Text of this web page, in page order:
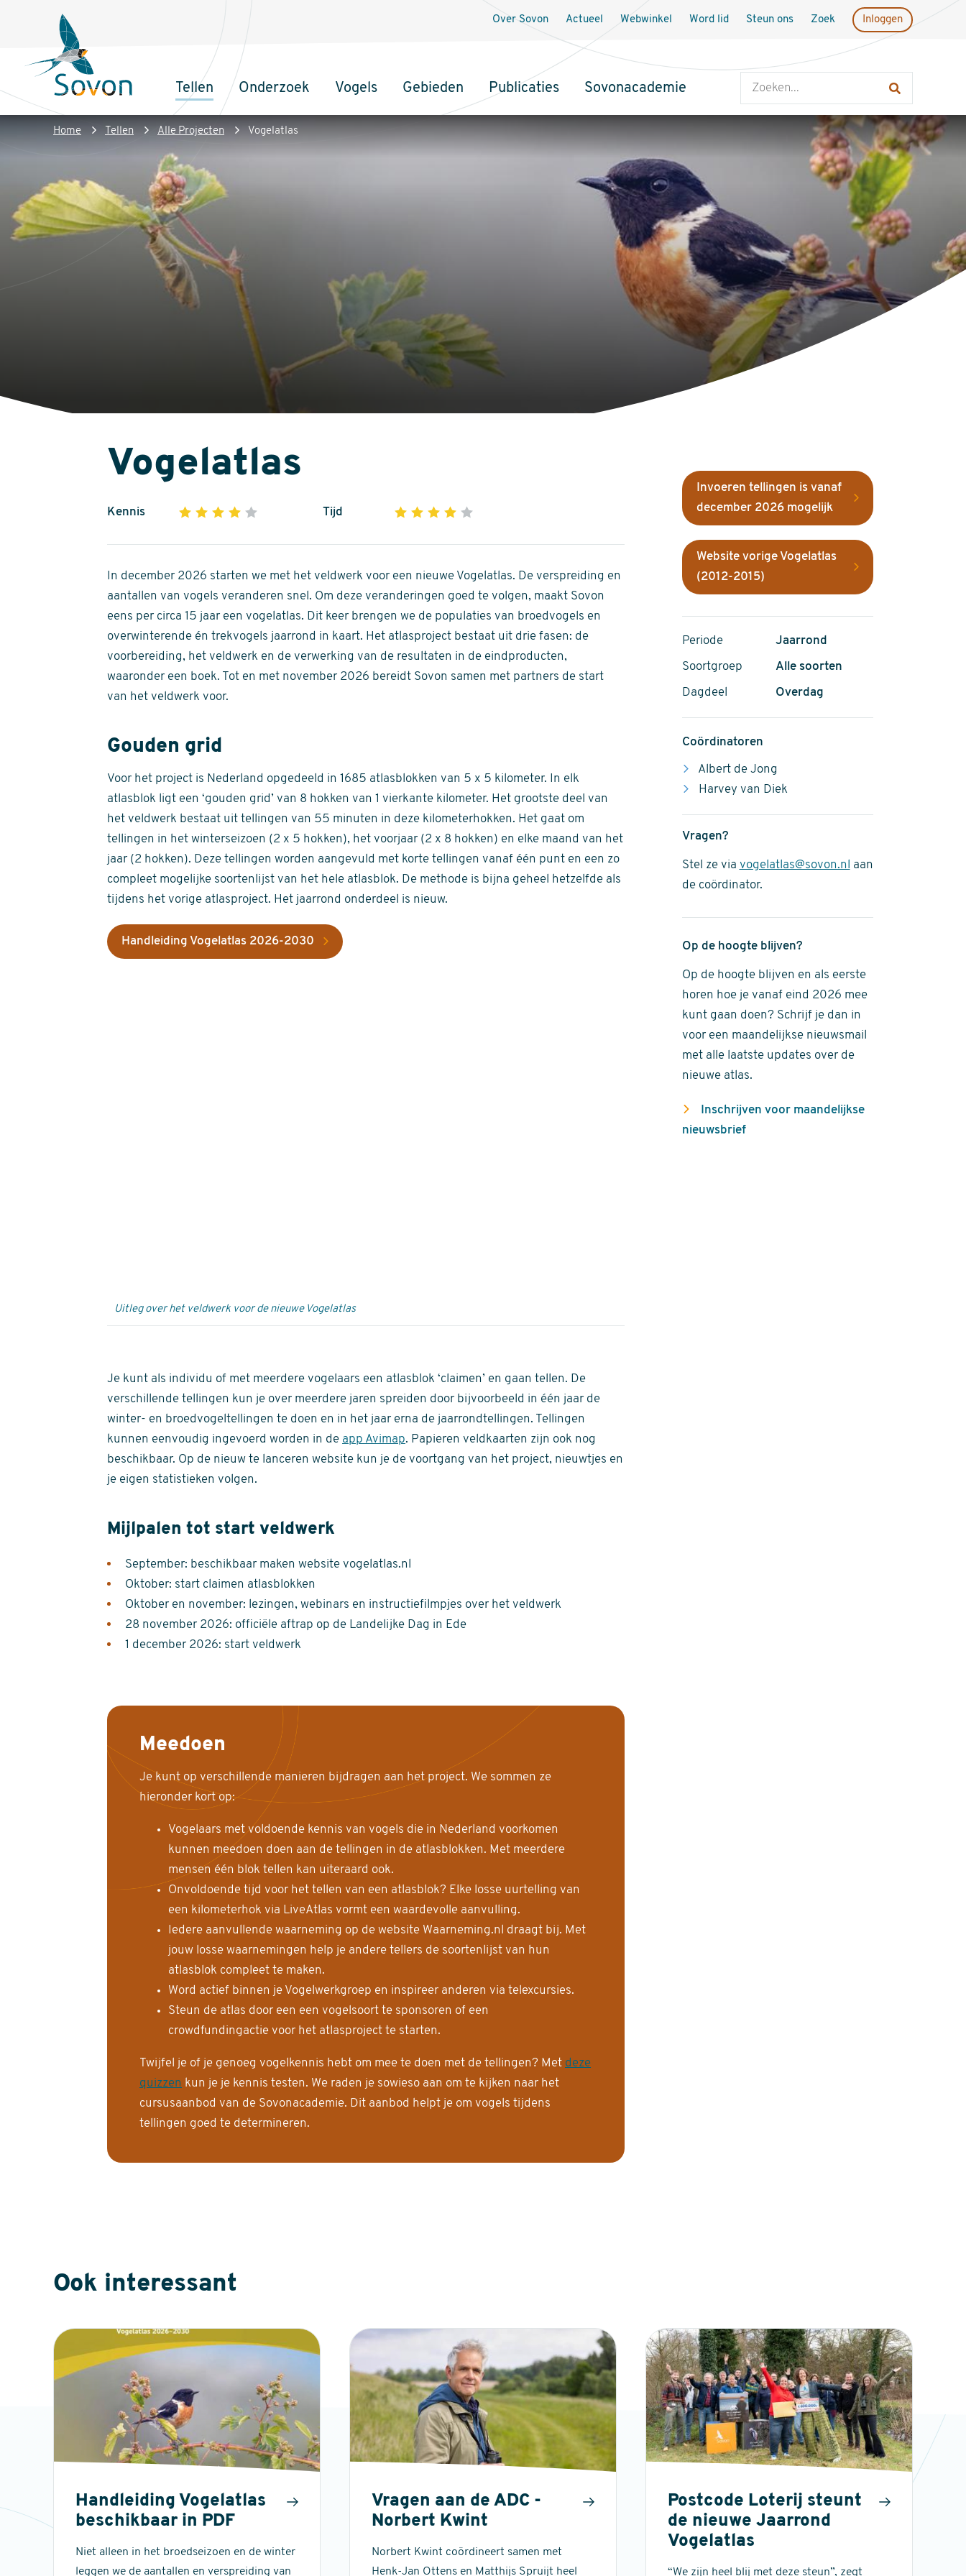
inhoud
Sovon
Homepage
Hoofdnavigatie
Tellen Onderzoek Vogels Gebieden Publicaties Sovonacademie
Over Sovon Actueel Webwinkel Word lid Steun ons Zoek Inloggen
Kruimelpad
Home Tellen Alle Projecten Vogelatlas
Vogelatlas
Kennis 1 2 3 4
of
5
stars
Tijd 1 2 3 4
of
5
stars
In december 2026 starten we met het veldwerk voor een nieuwe Vogelatlas. De verspreiding en
aantallen van vogels veranderen snel. Om deze veranderingen goed te volgen, maakt Sovon
eens per circa 15 jaar een vogelatlas. Dit keer brengen we de populaties van broedvogels en
overwinterende én trekvogels jaarrond in kaart. Het atlasproject bestaat uit drie fasen: de
voorbereiding, het veldwerk en de verwerking van de resultaten in de eindproducten,
waaronder een boek. Tot en met november 2026 bereidt Sovon samen met partners de start
van het veldwerk voor.
Gouden grid
Voor het project is Nederland opgedeeld in 1685 atlasblokken van 5 x 5 kilometer. In elk
atlasblok ligt een ‘gouden grid’ van 8 hokken van 1 vierkante kilometer. Het grootste deel van
het veldwerk bestaat uit tellingen van 55 minuten in deze kilometerhokken. Het gaat om
tellingen in het winterseizoen (2 x 5 hokken), het voorjaar (2 x 8 hokken) en elke maand van het
jaar (2 hokken). Deze tellingen worden aangevuld met korte tellingen vanaf één punt en een zo
compleet mogelijke soortenlijst van het hele atlasblok. De methode is bijna geheel hetzelfde als
tijdens het vorige atlasproject. Het jaarrond onderdeel is nieuw.
Handleiding Vogelatlas 2026-2030
Uitleg over het veldwerk voor de nieuwe Vogelatlas
Je kunt als individu of met meerdere vogelaars een atlasblok ‘claimen’ en gaan tellen. De
verschillende tellingen kun je over meerdere jaren spreiden door bijvoorbeeld in één jaar de
winter- en broedvogeltellingen te doen en in het jaar erna de jaarrondtellingen. Tellingen
kunnen eenvoudig ingevoerd worden in de app Avimap. Papieren veldkaarten zijn ook nog
beschikbaar. Op de nieuw te lanceren website kun je de voortgang van het project, nieuwtjes en
je eigen statistieken volgen.
Mijlpalen tot start veldwerk
September: beschikbaar maken website vogelatlas.nl
Oktober: start claimen atlasblokken
Oktober en november: lezingen, webinars en instructiefilmpjes over het veldwerk
28 november 2026: officiële aftrap op de Landelijke Dag in Ede
1 december 2026: start veldwerk
Meedoen
Je kunt op verschillende manieren bijdragen aan het project. We sommen ze
hieronder kort op:
Vogelaars met voldoende kennis van vogels die in Nederland voorkomen
kunnen meedoen doen aan de tellingen in de atlasblokken. Met meerdere
mensen één blok tellen kan uiteraard ook.
Onvoldoende tijd voor het tellen van een atlasblok? Elke losse uurtelling van
een kilometerhok via LiveAtlas vormt een waardevolle aanvulling.
Iedere aanvullende waarneming op de website Waarneming.nl draagt bij. Met
jouw losse waarnemingen help je andere tellers de soortenlijst van hun
atlasblok compleet te maken.
Word actief binnen je Vogelwerkgroep en inspireer anderen via telexcursies.
Steun de atlas door een een vogelsoort te sponsoren of een
crowdfundingactie voor het atlasproject te starten.
Twijfel je of je genoeg vogelkennis hebt om mee te doen met de tellingen? Met deze
quizzen kun je je kennis testen. We raden je sowieso aan om te kijken naar het
cursusaanbod van de Sovonacademie. Dit aanbod helpt je om vogels tijdens
tellingen goed te determineren.
Invoeren tellingen is vanaf
december 2026 mogelijk
Website vorige Vogelatlas
(2012-2015)
Periode Jaarrond
Soortgroep Alle soorten
Dagdeel Overdag
Coördinatoren
Albert de Jong
Harvey van Diek
Vragen?
Stel ze via vogelatlas@sovon.nl
aan
de coördinator.
Op de hoogte blijven?
Op de hoogte blijven en als eerste
horen hoe je vanaf eind 2026 mee
kunt gaan doen? Schrijf je dan in
voor een maandelijkse nieuwsmail
met alle laatste updates over de
nieuwe atlas.
Inschrijven voor maandelijkse
nieuwsbrief
Ook interessant
Handleiding Vogelatlas
beschikbaar in PDF
Niet alleen in het broedseizoen en de winter
leggen we de aantallen en verspreiding van
Vragen aan de ADC -
Norbert Kwint
Norbert Kwint coördineert samen met
Henk-Jan Ottens en Matthijs Spruijt heel
Postcode Loterij steunt
de nieuwe Jaarrond
Vogelatlas
“We zijn heel blij met deze steun”, zegt